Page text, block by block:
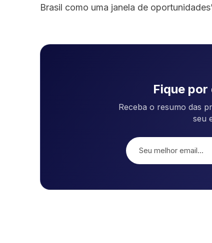
Brasil como uma janela de
Fique
Receba o resumo das
seu